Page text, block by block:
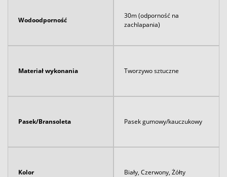
Wodoodporność
30m (odporność na
zachlapania)
Materiał wykonania Tworzywo sztuczne
Pasek/Bransoleta Pasek gumowy/kauczukowy
Kolor Biały, Czerwony, Żółty